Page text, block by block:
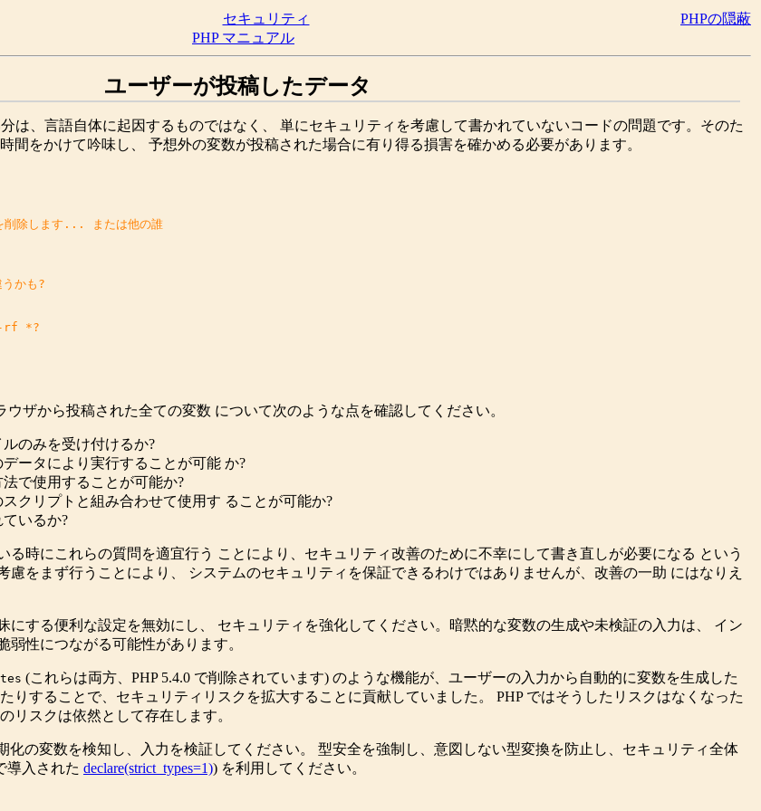
PHPの隠蔽
セキュリティ
PHP マニュアル
ユーザーが投稿したデータ
は、言語自体に起因するものではなく、 単にセキュリティを考慮して書かれていないコードの問題です。そのた
間をかけて吟味し、 予想外の変数が投稿された場合に有り得る損害を確かめる必要があります。
削除します... または他の誰
ザから投稿された全ての変数 について次のような点を確認してください。
のみを受け付けるか?
ータにより実行することが可能 か?
で使用することが可能か?
クリプトと組み合わせて使用す ることが可能か?
いるか?
る時にこれらの質問を適宜行う ことにより、セキュリティ改善のために不幸にして書き直しが必要になる という
慮をまず行うことにより、 システムのセキュリティを保証できるわけではありませんが、改善の一助 にはなりえ
にする便利な設定を無効にし、 セキュリティを強化してください。暗黙的な変数の生成や未検証の入力は、 イン
性につながる可能性があります。
(これらは両方、PHP 5.4.0 で削除されています) のような機能が、ユーザーの入力から自動的に変数を生成した
りすることで、セキュリティリスクを拡大することに貢献していました。 PHP ではそうしたリスクはなくなった
リスクは依然として存在します。
化の変数を検知し、入力を検証してください。 型安全を強制し、意図しない型変換を防止し、セキュリティ全体
導入された declare(strict_types=1)) を利用してください。